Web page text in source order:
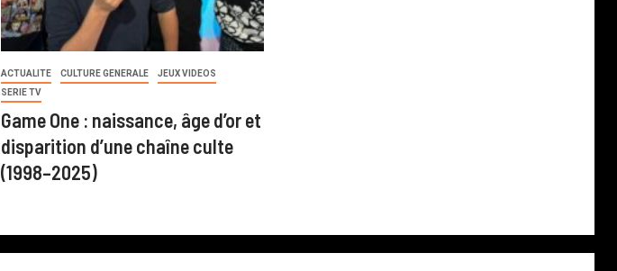
ACTUALITE CULTURE GENERALE
JEUX VIDEOS
SERIE TV
Game One : naissance, âge d’or et
disparition d’une chaîne culte
(1998–2025)